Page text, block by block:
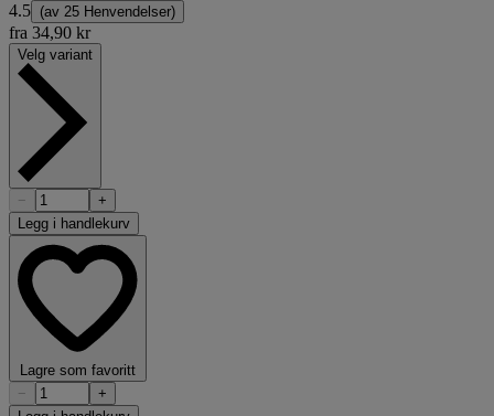
4.5 (av 25 Henvendelser)
fra 34,90 kr
Velg variant
−
+
Legg i handlekurv
Lagre som favoritt
−
+